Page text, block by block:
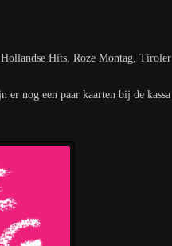
Hits, Roze Montag, Tiroler
nog een paar kaarten bij de kassa